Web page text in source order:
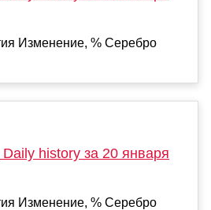
Изменение, % Серебро
history за 20 января
Изменение, % Серебро